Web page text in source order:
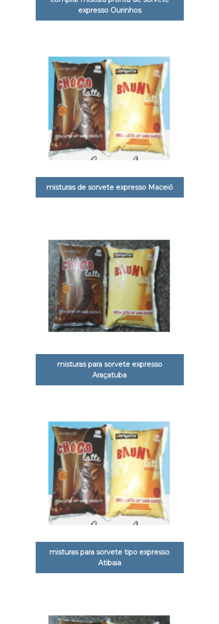
expresso Ourinhos
misturas de sorvete expresso Maceió
misturas para sorvete expresso
Araçatuba
misturas para sorvete tipo expresso
Atibaia